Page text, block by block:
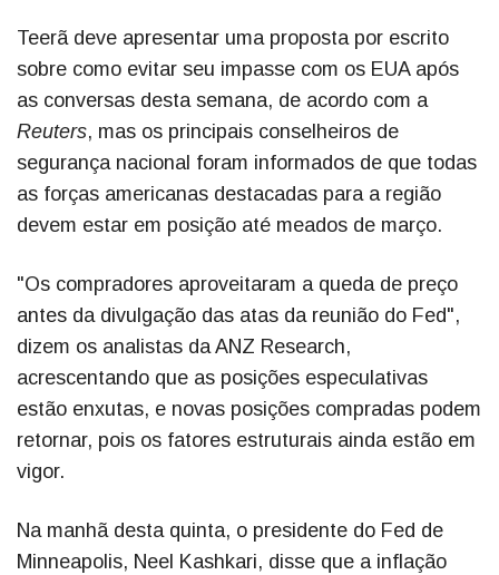
Teerã deve apresentar uma proposta por escrito
sobre como evitar seu impasse com os EUA após
as conversas desta semana, de acordo com a
Reuters, mas os principais conselheiros de
segurança nacional foram informados de que todas
as forças americanas destacadas para a região
devem estar em posição até meados de março.
"Os compradores aproveitaram a queda de preço
antes da divulgação das atas da reunião do Fed",
dizem os analistas da ANZ Research,
acrescentando que as posições especulativas
estão enxutas, e novas posições compradas podem
retornar, pois os fatores estruturais ainda estão em
vigor.
Na manhã desta quinta, o presidente do Fed de
Minneapolis, Neel Kashkari, disse que a inflação